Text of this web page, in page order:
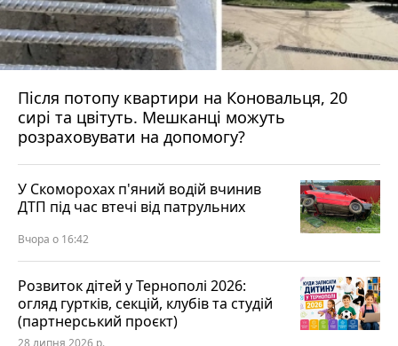
Після потопу квартири на Коновальця, 20
сирі та цвітуть. Мешканці можуть
розраховувати на допомогу?
У Скоморохах п'яний водій вчинив
ДТП під час втечі від патрульних
Вчора о 16:42
Розвиток дітей у Тернополі 2026:
огляд гуртків, секцій, клубів та студій
(партнерський проєкт)